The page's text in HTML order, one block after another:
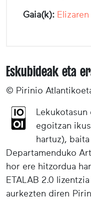
Gaia(k):
Eskubideak eta
© Pirinio
Lekukotasun
egoitzan
hartuz),
Departamenduko
hor ere hitzordua
ETALAB 2.0
aurkezten diren